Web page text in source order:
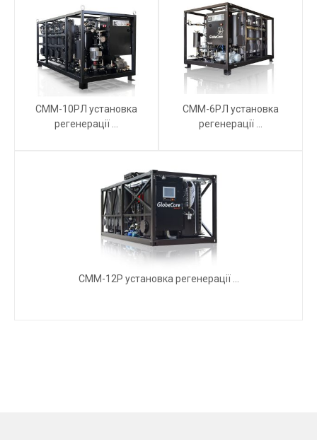
СММ-10РЛ установка
регенерації ...
СММ-6РЛ установка
регенерації ...
СММ-12Р установка регенерації ...